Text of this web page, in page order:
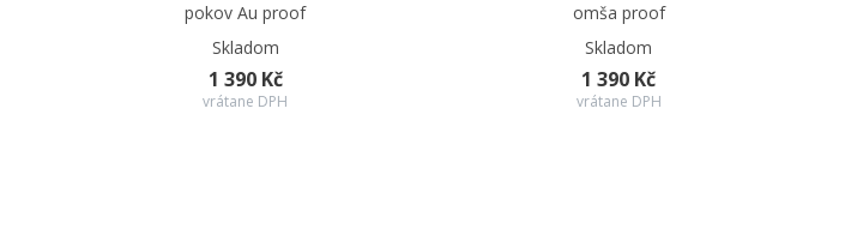
pokov Au proof
Skladom
1 390 Kč
vrátane DPH
omša proof
Skladom
1 390 Kč
vrátane DPH